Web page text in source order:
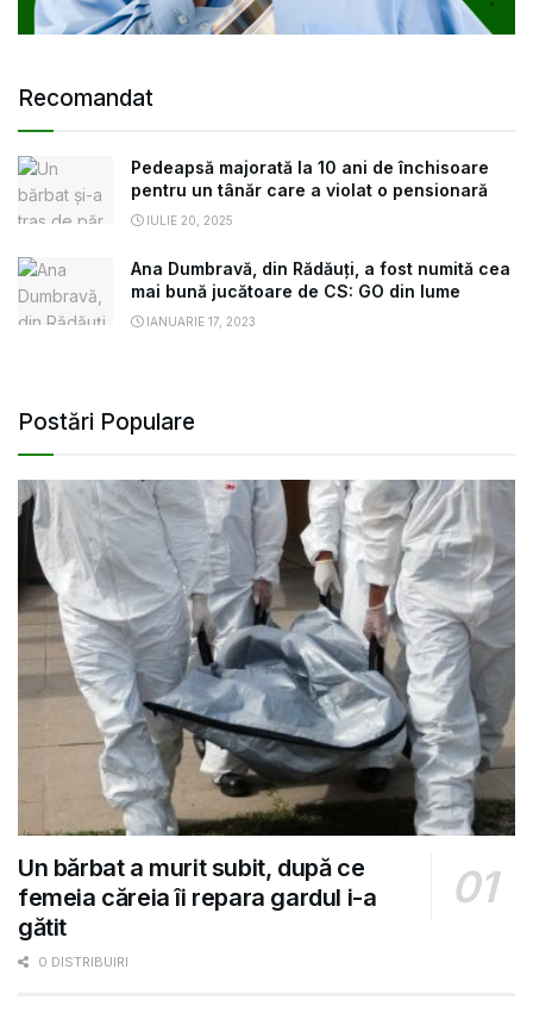
Recomandat
Pedeapsă majorată la 10 ani de închisoare
pentru un tânăr care a violat o pensionară
IULIE 20, 2025
Ana Dumbravă, din Rădăuți, a fost numită cea
mai bună jucătoare de CS: GO din lume
IANUARIE 17, 2023
Postări Populare
Un bărbat a murit subit, după ce
femeia căreia îi repara gardul i-a
gătit
0 DISTRIBUIRI